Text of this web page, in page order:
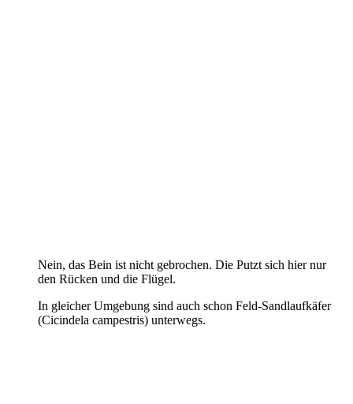
Nein, das Bein ist nicht gebrochen. Die Putzt sich hier nur
den Rücken und die Flügel.
In gleicher Umgebung sind auch schon Feld-Sandlaufkäfer
(Cicindela campestris) unterwegs.